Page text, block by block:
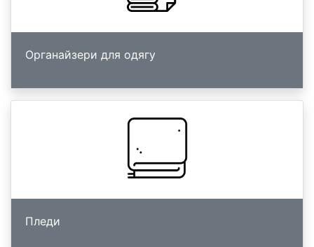
Органайзери для одягу
Пледи